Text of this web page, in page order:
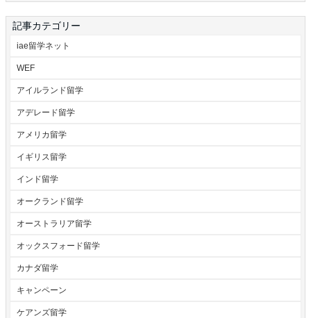
記事カテゴリー
iae留学ネット
WEF
アイルランド留学
アデレード留学
アメリカ留学
イギリス留学
インド留学
オークランド留学
オーストラリア留学
オックスフォード留学
カナダ留学
キャンペーン
ケアンズ留学